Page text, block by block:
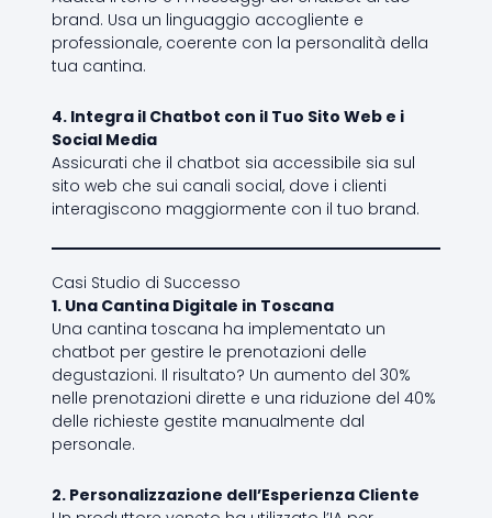
brand. Usa un linguaggio accogliente e
professionale, coerente con la personalità della
tua cantina.
4. Integra il Chatbot con il Tuo Sito Web e i
Social Media
Assicurati che il chatbot sia accessibile sia sul
sito web che sui canali social, dove i clienti
interagiscono maggiormente con il tuo brand.
Casi Studio di Successo
1. Una Cantina Digitale in Toscana
Una cantina toscana ha implementato un
chatbot per gestire le prenotazioni delle
degustazioni. Il risultato? Un aumento del 30%
nelle prenotazioni dirette e una riduzione del 40%
delle richieste gestite manualmente dal
personale.
2. Personalizzazione dell’Esperienza Cliente